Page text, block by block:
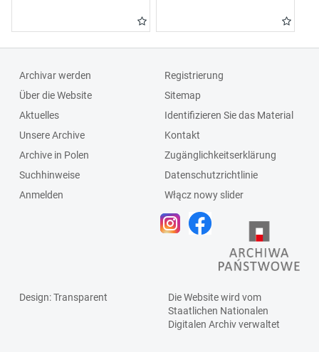
Archivar werden
Über die Website
Aktuelles
Unsere Archive
Archive in Polen
Suchhinweise
Anmelden
Registrierung
Sitemap
Identifizieren Sie das Material
Kontakt
Zugänglichkeitserklärung
Datenschutzrichtlinie
Włącz nowy slider
Design: Transparent
Die Website wird vom
Staatlichen Nationalen
Digitalen Archivverwaltet